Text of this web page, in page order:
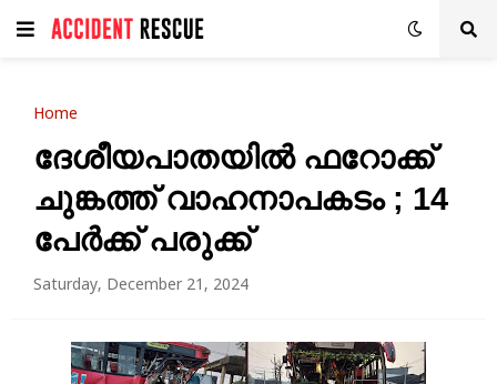
Home
ദേശീയപാതയിൽ ഫറോക്ക്
ചുങ്കത്ത് വാഹനാപകടം ; 14
പേർക്ക് പരുക്ക്
Saturday, December 21, 2024